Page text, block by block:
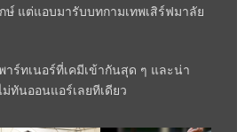
แต่แอบมารับบทกามเทพเสิร์ฟมาลัย
าร์ทเนอร์ที่เคมีเข้ากันสุด ๆ และน่า
ทันออนแอร์เลยทีเดียว